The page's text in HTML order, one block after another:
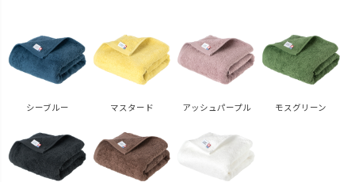
シーブルー マスタード アッシュパープル モスグリーン